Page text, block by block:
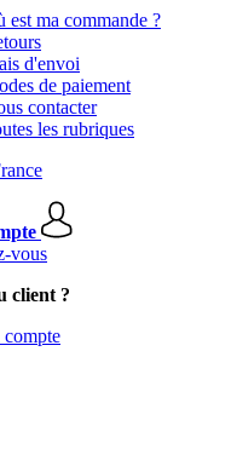
est ma commande ?
d'envoi
de paiement
contacter
les rubriques
vous
client ?
compte